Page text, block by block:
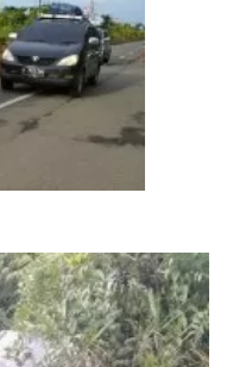
meningkat